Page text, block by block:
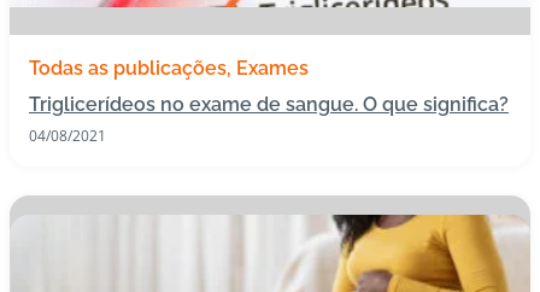
e
p
B
lo
Todas as publicações Exames
Triglicerídeos no exame de sangue. O que significa?
04/08/2021